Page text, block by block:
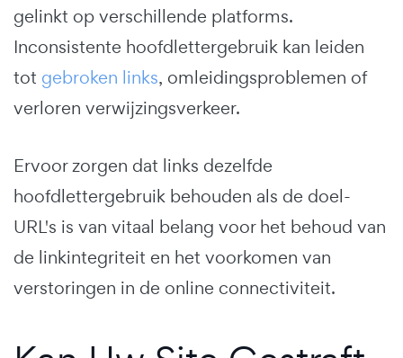
gelinkt op verschillende platforms.
Inconsistente hoofdlettergebruik kan leiden
tot gebroken links, omleidingsproblemen of
verloren verwijzingsverkeer.
Ervoor zorgen dat links dezelfde
hoofdlettergebruik behouden als de doel-
URL's is van vitaal belang voor het behoud van
de linkintegriteit en het voorkomen van
verstoringen in de online connectiviteit.